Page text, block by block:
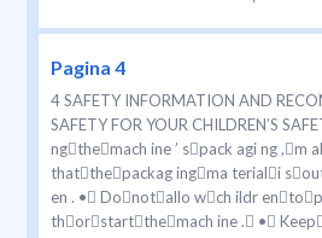
Pagina 4
4 SAFETY INFORMATION AND
SAFETY FOR YOUR CHILDREN’S
ngthemach ine ’ spack agi ng ,m
thatthepackag ingma teriali
en . • Donotallo wch ildr
thorstartthemach ine . •